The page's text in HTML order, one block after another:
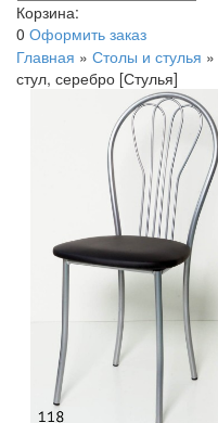
Корзина:
0 Оформить заказ
Главная » Столы и стулья »
стул, серебро [Стулья]